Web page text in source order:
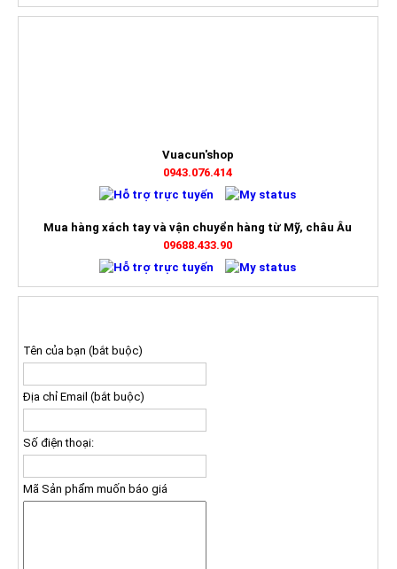
Vuacun'shop
0943.076.414
Mua hàng xách tay và vận chuyển hàng từ Mỹ, châu Âu
09688.433.90
Tên của bạn (bắt buộc)
Địa chỉ Email (bắt buộc)
Số điện thoại:
Mã Sản phẩm muốn báo giá